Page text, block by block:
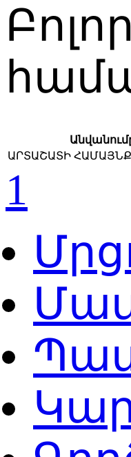
ԱՐՏԱՇԱՏԻ
1